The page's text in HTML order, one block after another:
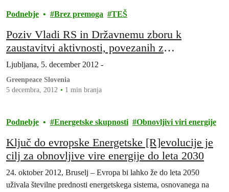
Podnebje Brez premoga TEŠ
Poziv Vladi RS in Državnemu zboru k
zaustavitvi aktivnosti, povezanih z
izvrševanjem zakona o poroštvu za TEŠ 6
(ZPODPTEŠ)
Ljubljana, 5. december 2012 -
Greenpeace Slovenia
5 decembra, 2012
1 min branja
Podnebje Energetske skupnosti Obnovljivi viri energije
Ključ do evropske Energetske [R]evolucije je
cilj za obnovljive vire energije do leta 2030
24. oktober 2012, Bruselj – Evropa bi lahko že do leta 2050
uživala številne prednosti energetskega sistema, osnovanega na